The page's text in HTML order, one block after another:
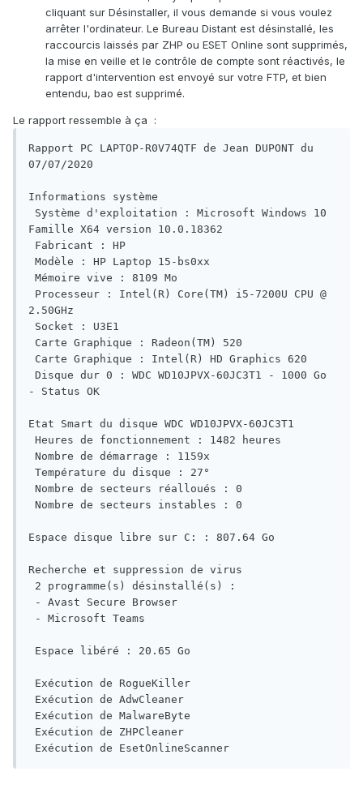
cliquant sur Désinstaller, il vous demande si vous voulez
arrêter l'ordinateur. Le Bureau Distant est désinstallé, les
raccourcis laissés par ZHP ou ESET Online sont supprimés,
la mise en veille et le contrôle de compte sont réactivés, le
rapport d'intervention est envoyé sur votre FTP, et bien
entendu, bao est supprimé.
Le rapport ressemble à ça :
Rapport PC LAPTOP-R0V74QTF de Jean DUPONT du
07/07/2020
Informations système
Famille X64 version 10.0.18362
2.50GHz
- Status OK
Etat Smart du disque WDC WD10JPVX-60JC3T1
Espace disque libre sur C: : 807.64 Go
Recherche et suppression de virus
Exécution de EsetOnlineScanner